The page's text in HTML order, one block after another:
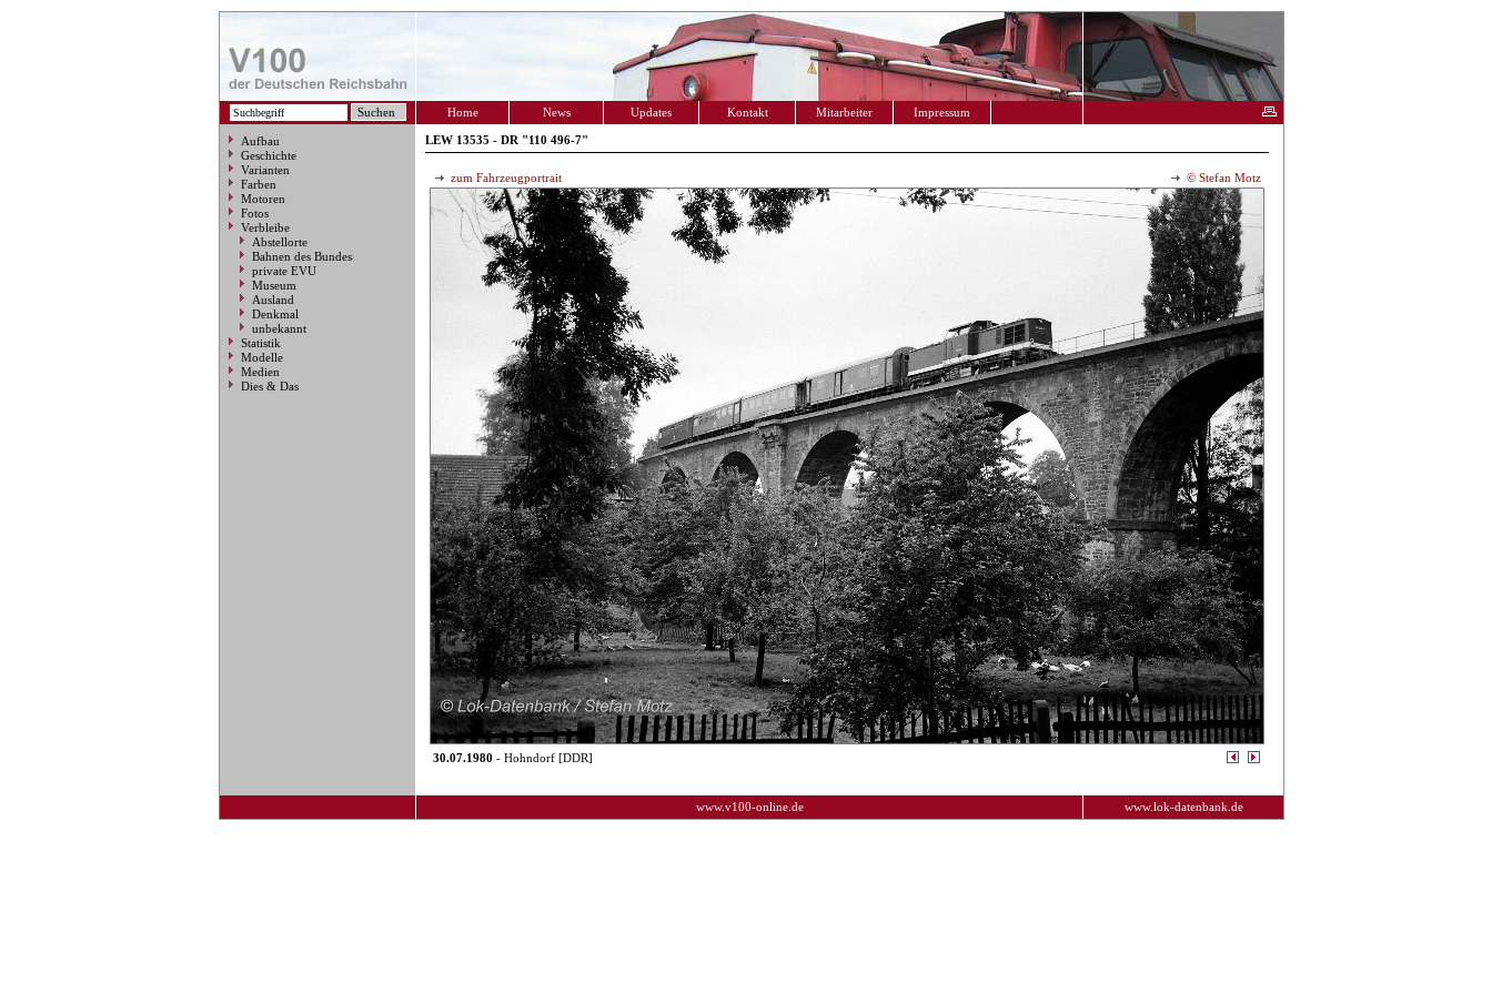
Home News Updates Kontakt Mitarbeiter Impressum
Aufbau
Geschichte
Varianten
Farben
Motoren
Fotos
Verbleibe
Abstellorte
Bahnen des Bundes
private EVU
Museum
Ausland
Denkmal
unbekannt
Statistik
Modelle
Medien
Dies & Das
LEW 13535 - DR "110 496-7"
zum Fahrzeugportrait © Stefan Motz
30.07.1980 - Hohndorf [DDR]
www.v100-online.de www.lok-datenbank.de